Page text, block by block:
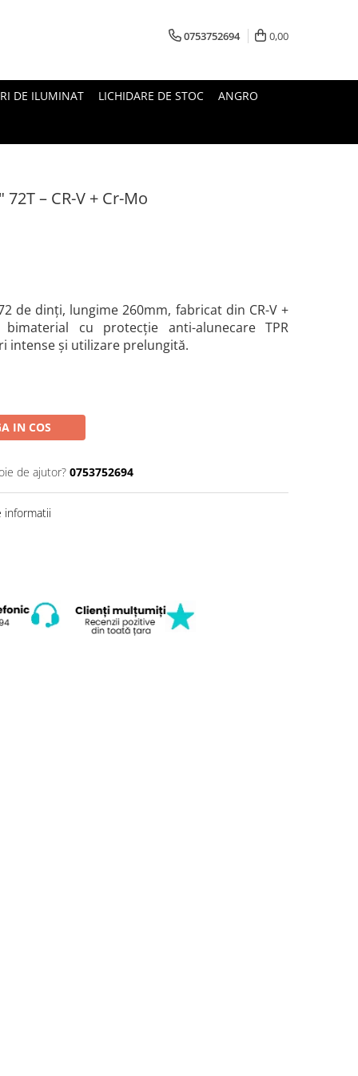
0753752694 0,00
DE ILUMINAT LICHIDARE DE STOC ANGRO
– CR-V + Cr-Mo
de dinți, lungime 260mm, fabricat din CR-V +
cu protecție anti-alunecare TPR
intense și utilizare prelungită.
IN COS
de ajutor? 0753752694
informatii